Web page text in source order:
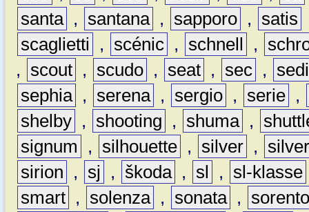
santa , santana , sapporo , satis
scaglietti
, scénic , schnell ,
,
scout , scudo , seat , sec ,
sephia , serena , sergio , serie ,
shelby , shooting , shuma ,
signum
, silhouette , silver ,
sirion
, sj , škoda , sl , sl-klasse
smart , solenza , sonata ,